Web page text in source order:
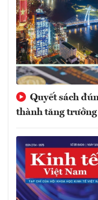
Quyết sách
thành tăng trưởng